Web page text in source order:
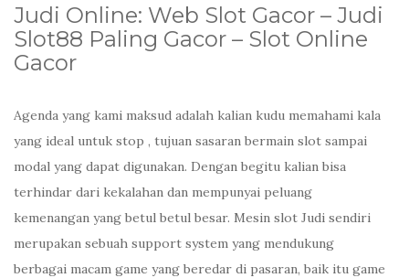
Judi Online: Web Slot Gacor – Judi
Slot88 Paling Gacor – Slot Online
Gacor
Agenda yang kami maksud adalah kalian kudu memahami kala
yang ideal untuk stop , tujuan sasaran bermain slot sampai
modal yang dapat digunakan. Dengan begitu kalian bisa
terhindar dari kekalahan dan mempunyai peluang
kemenangan yang betul betul besar. Mesin slot Judi sendiri
merupakan sebuah support system yang mendukung
berbagai macam game yang beredar di pasaran, baik itu game